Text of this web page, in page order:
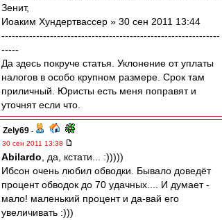
Зенит,
Иоаким Хундертвассер » 30 сен 2011 13:44
---------------------------------------------------------------
-----
Да здесь покруче статья. Уклонение от уплаты
налогов в особо крупном размере. Срок там
приличный. Юристы есть меня поправят и
уточнят если что.
Zely69 -
30 сен 2011 13:38
Abilardo , да, кстати... :)))))
Ибсон очень любил обводки. Бывало доведёт
процент обводок до 70 удачных.... И думает -
мало! маленький процент и да-вай его
увеличивать :)))